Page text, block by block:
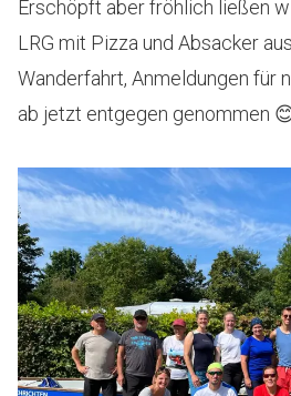
Erschöpft aber fröhlich ließen
LRG mit Pizza und Absacker
Wanderfahrt, Anmeldungen für
ab jetzt entgegen genommen